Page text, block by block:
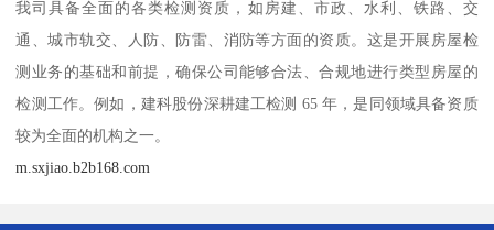
我司具备全面的各类检测资质，如房建、市政、水利、铁路、交
通、城市轨交、人防、防雷、消防等方面的资质。这是开展房屋检
测业务的基础和前提，确保公司能够合法、合规地进行类型房屋的
检测工作。例如，建科股份深耕建工检测 65 年，是同领域具备资质
较为全面的机构之一。
m.sxjiao.b2b168.com